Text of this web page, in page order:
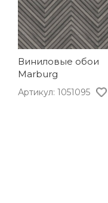
Виниловые обои
Marburg
Артикул: 1051095